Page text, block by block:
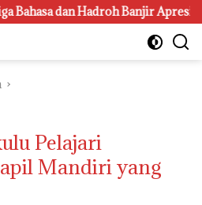
dan Hadroh Banjir Apresiasi
Pelajari
Mandiri yang